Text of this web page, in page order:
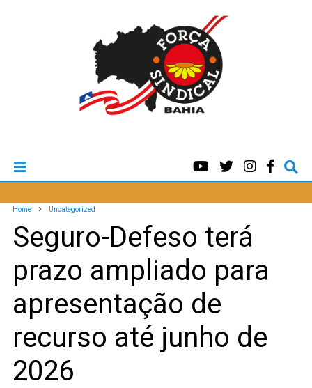
Home Uncategorized
Seguro-Defeso terá
prazo ampliado para
apresentação de
recurso até junho de
2026